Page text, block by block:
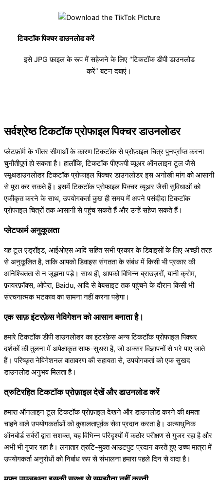
टिकटॉक पिक्चर डाउनलोड करें
इसे JPG फ़ाइल के रूप में सहेजने के लिए “टिकटॉक डीपी डाउनलोड
करें” बटन दबाएं।
सर्वश्रेष्ठ टिकटॉक प्रोफाइल पिक्चर डाउनलोडर
प्लेटफ़ॉर्म के भीतर सीमाओं के कारण टिकटॉक से प्रोफ़ाइल चित्र पुनर्प्राप्त करना
चुनौतीपूर्ण हो सकता है। हालाँकि, टिकटॉक पीएफपी व्यूअर ऑनलाइन टूल जैसे
स्मूथडाउनलोडर टिकटॉक प्रोफाइल पिक्चर डाउनलोडर इस अनोखी मांग को आसानी
से पूरा कर सकते हैं। इसमें टिकटॉक प्रोफाइल पिक्चर व्यूअर जैसी सुविधाओं को
एकीकृत करने के साथ, उपयोगकर्ता कुछ ही समय में अपने पसंदीदा टिकटॉक
प्रोफाइल चित्रों तक आसानी से पहुंच सकते हैं और उन्हें सहेज सकते हैं।
प्लेटफार्म अनुकूलता
यह टूल एंड्रॉइड, आईओएस आदि सहित सभी प्रकार के डिवाइसों के लिए अच्छी तरह
से अनुकूलित है, ताकि आपको डिवाइस संगतता के संबंध में किसी भी प्रकार की
अनिश्चितता से न जूझना पड़े। साथ ही, आपको विभिन्न ब्राउज़रों, यानी क्रोम,
फ़ायरफ़ॉक्स, ओपेरा, Baidu, आदि से वेबसाइट तक पहुंचने के दौरान किसी भी
संरचनात्मक भटकाव का सामना नहीं करना पड़ेगा।
एक साफ़ इंटरफ़ेस नेविगेशन को आसान बनाता है।
हमारे टिकटॉक डीपी डाउनलोडर का इंटरफ़ेस अन्य टिकटॉक प्रोफाइल पिक्चर
दर्शकों की तुलना में अपेक्षाकृत साफ-सुथरा है, जो अक्सर विज्ञापनों से भरे पाए जाते
हैं। परिष्कृत नेविगेशनल वातावरण की सहायता से, उपयोगकर्ता को एक सुखद
डाउनलोड अनुभव मिलता है।
त्रुटिरहित टिकटॉक प्रोफ़ाइल देखें और डाउनलोड करें
हमारा ऑनलाइन टूल टिकटॉक प्रोफ़ाइल देखने और डाउनलोड करने की क्षमता
चाहने वाले उपयोगकर्ताओं को कुशलतापूर्वक सेवा प्रदान करता है। अत्याधुनिक
ऑनबोर्ड सर्वरों द्वारा सशक्त, यह विभिन्न परिदृश्यों में कठोर परीक्षण से गुजर रहा है और
अभी भी गुजर रहा है। लगातार त्रुटि-मुक्त आउटपुट प्रदान करते हुए उच्च मात्रा में
उपयोगकर्ता अनुरोधों को निर्बाध रूप से संभालना हमारा पहले दिन से वादा है।